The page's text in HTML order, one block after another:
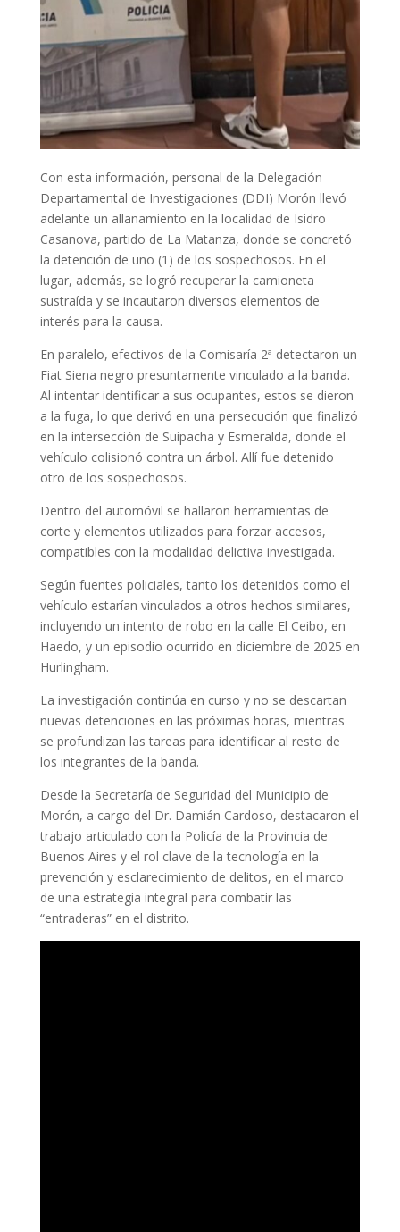
Con esta información, personal de la Delegación
Departamental de Investigaciones (DDI) Morón llevó
adelante un allanamiento en la localidad de Isidro
Casanova, partido de La Matanza, donde se concretó
la detención de uno (1) de los sospechosos. En el
lugar, además, se logró recuperar la camioneta
sustraída y se incautaron diversos elementos de
interés para la causa.
En paralelo, efectivos de la Comisaría 2ª detectaron un
Fiat Siena negro presuntamente vinculado a la banda.
Al intentar identificar a sus ocupantes, estos se dieron
a la fuga, lo que derivó en una persecución que finalizó
en la intersección de Suipacha y Esmeralda, donde el
vehículo colisionó contra un árbol. Allí fue detenido
otro de los sospechosos.
Dentro del automóvil se hallaron herramientas de
corte y elementos utilizados para forzar accesos,
compatibles con la modalidad delictiva investigada.
Según fuentes policiales, tanto los detenidos como el
vehículo estarían vinculados a otros hechos similares,
incluyendo un intento de robo en la calle El Ceibo, en
Haedo, y un episodio ocurrido en diciembre de 2025 en
Hurlingham.
La investigación continúa en curso y no se descartan
nuevas detenciones en las próximas horas, mientras
se profundizan las tareas para identificar al resto de
los integrantes de la banda.
Desde la Secretaría de Seguridad del Municipio de
Morón, a cargo del Dr. Damián Cardoso, destacaron el
trabajo articulado con la Policía de la Provincia de
Buenos Aires y el rol clave de la tecnología en la
prevención y esclarecimiento de delitos, en el marco
de una estrategia integral para combatir las
“entraderas” en el distrito.